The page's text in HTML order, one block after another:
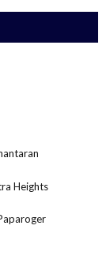
Heights